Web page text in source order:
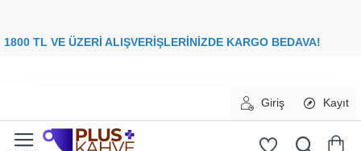
00 TL VE ÜZERİ ALIŞVERİŞLERİNİZDE KARGO
Giriş Kayıt